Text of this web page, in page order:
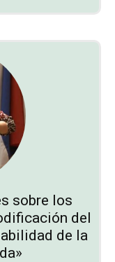
sobre los
del
de la